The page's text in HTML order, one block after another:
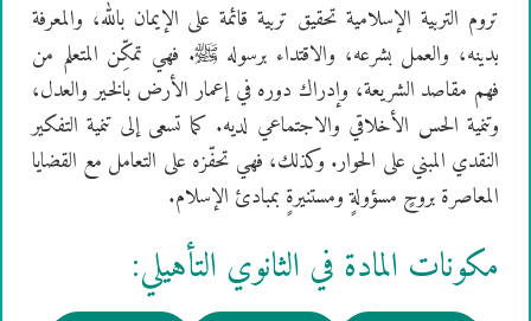
تروم التربية الإسلامية تحقيق تربية قائمة على الإيمان بالله، والمعرفة
بدينه، والعمل بشرعه، والاقتداء برسوله ﷺ. فهي تمكِّن المتعلم من
فهم مقاصد الشريعة، وإدراك دوره في إعمار الأرض بالخير والعدل،
وتنمية الحس الأخلاقي والاجتماعي لديه. كما تسعى إلى تنمية التفكير
النقدي المبني على الحوار. وكذلك، فهي تحفّزه على التعامل مع القضايا
المعاصرة بروحٍ مسؤولةٍ ومستنيرةٍ بمبادئ الإسلام.
مكونات المادة في الثانوي التأهيلي: